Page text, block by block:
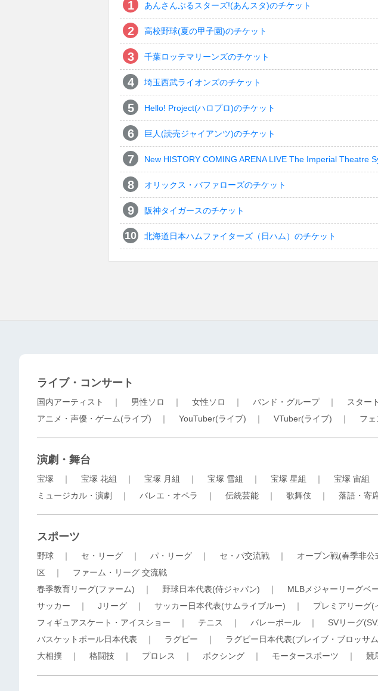
あんさんぶるスターズ!(あんスタ)のチケット
高校野球(夏の甲子園)のチケット
千葉ロッテマリーンズのチケット
埼玉西武ライオンズのチケット
Hello! Project(ハロプロ)のチケット
巨人(読売ジャイアンツ)のチケット
New HISTORY COMING ARENA LIVE The Imperial Theatre
オリックス・バファローズのチケット
阪神タイガースのチケット
北海道日本ハムファイターズ（日ハム）のチケット
ライブ・コンサート
国内アーティスト ｜ 男性ソロ ｜ 女性ソロ ｜ バンド・グループ｜ スター
アニメ・声優・ゲーム(ライブ) ｜ YouTuber(ライブ) ｜ VTuber(ライブ) ｜ フ
演劇・舞台
宝塚 ｜ 宝塚 花組 ｜ 宝塚 月組 ｜ 宝塚 雪組 ｜ 宝塚 星組 ｜ 宝塚 宙組
ミュージカル・演劇
｜ バレエ・オペラ ｜ 伝統芸能 ｜ 歌舞伎 ｜ 落語・寄
スポーツ
野球 ｜ セ・リーグ ｜ パ・リーグ ｜ セ・パ交流戦 ｜ オープン戦(春季非公
区 ｜ ファーム・リーグ 交流戦
春季教育リーグ(ファーム) ｜ 野球日本代表(侍ジャパン) ｜ MLBメジャーリーグベ
サッカー ｜ Jリーグ ｜ サッカー日本代表(サムライブルー) ｜ プレミアリーグ(
フィギュアスケート・アイスショー ｜ テニス ｜ バレーボール ｜ SVリーグ
バスケットボール日本代表 ｜ ラグビー ｜ ラグビー日本代表(ブレイブ・ブロッサ
大相撲 ｜ 格闘技 ｜ プロレス ｜ ボクシング ｜ モータースポーツ ｜ 競